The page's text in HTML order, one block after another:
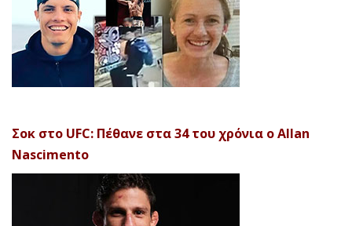
Σοκ στο UFC: Πέθανε στα 34 του χρόνια ο Allan
Nascimento